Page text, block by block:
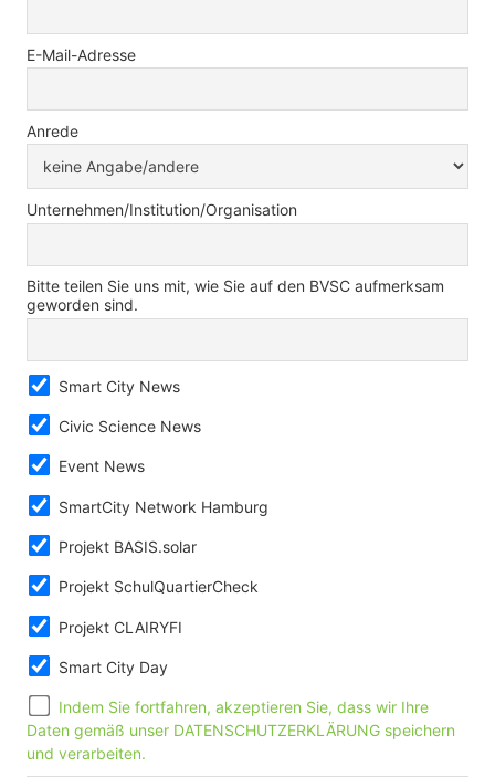
E-Mail-Adresse
Anrede
Unternehmen/Institution/Organisation
Bitte teilen Sie uns mit, wie Sie auf den BVSC aufmerksam
geworden sind.
Smart City News
Civic Science News
Event News
SmartCity Network Hamburg
Projekt BASIS.solar
Projekt SchulQuartierCheck
Projekt CLAIRYFI
Smart City Day
Indem Sie fortfahren, akzeptieren Sie, dass wir Ihre
Daten gemäß unser DATENSCHUTZERKLÄRUNG speichern
und verarbeiten.